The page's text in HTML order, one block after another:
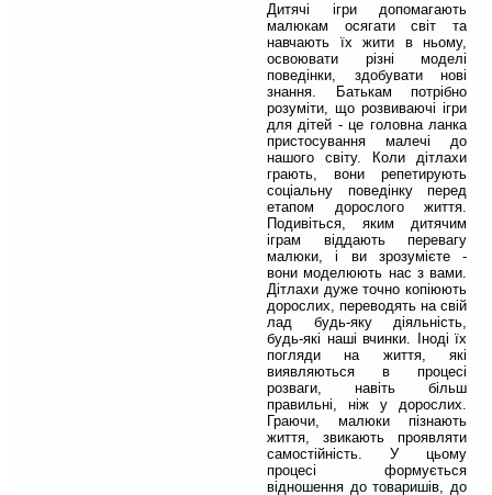
Дитячі ігри допомагають
малюкам осягати світ та
навчають їх жити в ньому,
освоювати різні моделі
поведінки, здобувати нові
знання. Батькам потрібно
розуміти, що розвиваючі ігри
для дітей - це головна ланка
пристосування малечі до
нашого світу. Коли дітлахи
грають, вони репетирують
соціальну поведінку перед
етапом дорослого життя.
Подивіться, яким дитячим
іграм віддають перевагу
малюки, і ви зрозумієте -
вони моделюють нас з вами.
Дітлахи дуже точно копіюють
дорослих, переводять на свій
лад будь-яку діяльність,
будь-які наші вчинки. Іноді їх
погляди на життя, які
виявляються в процесі
розваги, навіть більш
правильні, ніж у дорослих.
Граючи, малюки пізнають
життя, звикають проявляти
самостійність. У цьому
процесі формується
відношення до товаришів, до